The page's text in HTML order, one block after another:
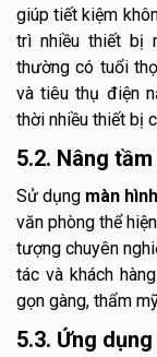
giúp tiết kiệm
trì nhiều thiết bị
thường có tuổi
và tiêu thụ điện
thời nhiều thiết bị
5.2. Nâng
Sử dụng màn
văn phòng thể
tượng chuyên
tác và khách
gọn gàng, thẩm
5.3. Ứng